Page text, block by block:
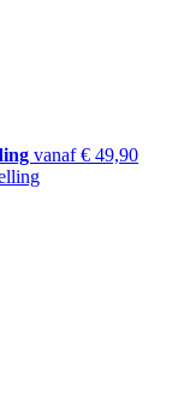
vanaf € 49,90